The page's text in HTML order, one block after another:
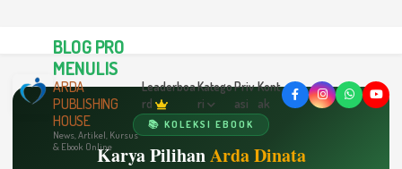
BLOG PRO
MENULIS
ARDA
PUBLISHING
HOUSE
News, Artikel, Kursus
& Ebook Online
Leaderboa
rd
Katego
ri
Priv
asi
Kont
ak
📚 KOLEKSI EBOOK
Karya PilihanArda Dinata